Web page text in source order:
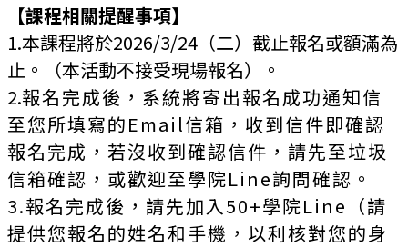
【課程相關提醒事項】
1.本課程將於2026/3/24（二）截止報名或額滿為
止。（本活動不接受現場報名）。
2.報名完成後，系統將寄出報名成功通知信
至您所填寫的Email信箱，收到信件即確認
報名完成，若沒收到確認信件，請先至垃圾
信箱確認，或歡迎至學院Line詢問確認。
3.報名完成後，請先加入50+學院Line（請
提供您報名的姓名和手機，以利核對您的身